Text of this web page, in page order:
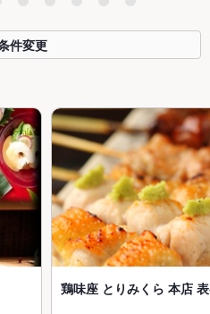
件変更
鶏味座 とりみくら 本店